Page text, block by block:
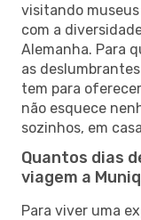
visitando
com a
Alemanha. Para
as
tem para
não esquece
sozinhos, em
Quantos dias
viagem a
Para viver uma